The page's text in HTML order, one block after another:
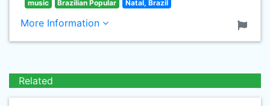
music Brazilian Popular Natal, Brazil
More Information
Related